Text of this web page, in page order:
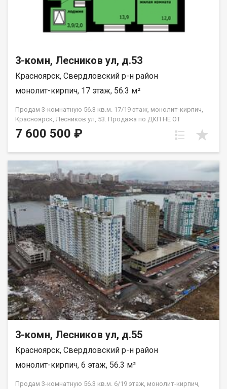
3-комн, Лесников ул, д.53
Красноярск, Свердловский р-н район
монолит-кирпич, 17 этаж, 56.3 м²
Продам 3-комнатную 56.3 кв.м. 17/19 этаж, монолит-кирпич,
Красноярск, Лесников ул, 53. Продажа по ДКП НЕ ОТ
ЗАСТРОЙЩИКА
7 600 500 ₽
3-комн, Лесников ул, д.55
Красноярск, Свердловский р-н район
монолит-кирпич, 6 этаж, 56.3 м²
Продам 3-комнатную 56.3 кв.м. 6/19 этаж, монолит-кирпич,